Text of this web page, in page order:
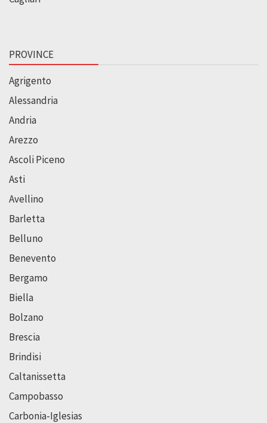
PROVINCE
Agrigento
Alessandria
Andria
Arezzo
Ascoli Piceno
Asti
Avellino
Barletta
Belluno
Benevento
Bergamo
Biella
Bolzano
Brescia
Brindisi
Caltanissetta
Campobasso
Carbonia-Iglesias